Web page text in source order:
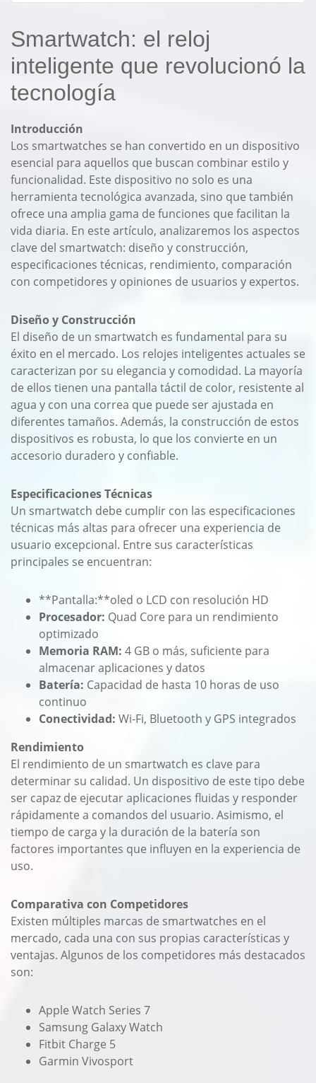
Smartwatch: el reloj
inteligente que revolucionó la
tecnología
Introducción
Los smartwatches se han convertido en un dispositivo
esencial para aquellos que buscan combinar estilo y
funcionalidad. Este dispositivo no solo es una
herramienta tecnológica avanzada, sino que también
ofrece una amplia gama de funciones que facilitan la
vida diaria. En este artículo, analizaremos los aspectos
clave del smartwatch: diseño y construcción,
especificaciones técnicas, rendimiento, comparación
con competidores y opiniones de usuarios y expertos.
Diseño y Construcción
El diseño de un smartwatch es fundamental para su
éxito en el mercado. Los relojes inteligentes actuales se
caracterizan por su elegancia y comodidad. La mayoría
de ellos tienen una pantalla táctil de color, resistente al
agua y con una correa que puede ser ajustada en
diferentes tamaños. Además, la construcción de estos
dispositivos es robusta, lo que los convierte en un
accesorio duradero y confiable.
Especificaciones Técnicas
Un smartwatch debe cumplir con las especificaciones
técnicas más altas para ofrecer una experiencia de
usuario excepcional. Entre sus características
principales se encuentran:
**Pantalla:**oled o LCD con resolución HD
Procesador: Quad Core para un rendimiento
optimizado
Memoria RAM: 4 GB o más, suficiente para
almacenar aplicaciones y datos
Batería: Capacidad de hasta 10 horas de uso
continuo
Conectividad: Wi-Fi, Bluetooth y GPS integrados
Rendimiento
El rendimiento de un smartwatch es clave para
determinar su calidad. Un dispositivo de este tipo debe
ser capaz de ejecutar aplicaciones fluidas y responder
rápidamente a comandos del usuario. Asimismo, el
tiempo de carga y la duración de la batería son
factores importantes que influyen en la experiencia de
uso.
Comparativa con Competidores
Existen múltiples marcas de smartwatches en el
mercado, cada una con sus propias características y
ventajas. Algunos de los competidores más destacados
son:
Apple Watch Series 7
Samsung Galaxy Watch
Fitbit Charge 5
Garmin Vivosport